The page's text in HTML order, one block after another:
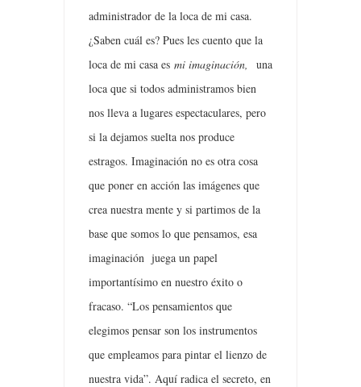
administrador de la loca de mi casa.
¿Saben cuál es? Pues les cuento que la
loca de mi casa es mi imaginación,
una
loca que si todos administramos bien
nos lleva a lugares espectaculares, pero
si la dejamos suelta nos produce
estragos. Imaginación no es otra cosa
que poner en acción las imágenes que
crea nuestra mente y si partimos de la
base que somos lo que pensamos, esa
imaginación juega un papel
importantísimo en nuestro éxito o
fracaso. “Los pensamientos que
elegimos pensar son los instrumentos
que empleamos para pintar el lienzo de
nuestra vida”. Aquí radica el secreto, en